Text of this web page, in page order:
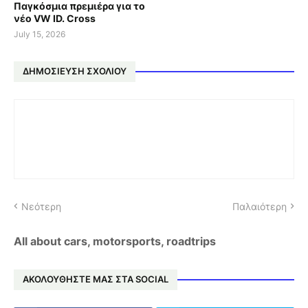
Παγκόσμια πρεμιέρα για το
νέο VW ID. Cross
July 15, 2026
ΔΗΜΟΣΊΕΥΣΗ ΣΧΟΛΊΟΥ
Νεότερη Παλαιότερη
All about cars, motorsports, roadtrips
ΑΚΟΛΟΥΘΗΣΤΕ ΜΑΣ ΣΤΑ SOCIAL